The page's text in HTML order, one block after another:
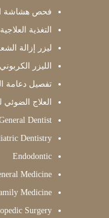
فحص هشاشة
التغذية العلاجية
ليزر إزالة
الليزر الكربوني
تفصيل دعامة
العلاج
Dentist
Dentistry
Endodontic
Medicine
Medicine
Surgery